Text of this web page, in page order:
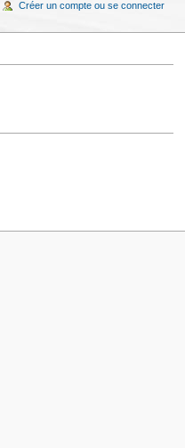
Créer un compte ou se connecter